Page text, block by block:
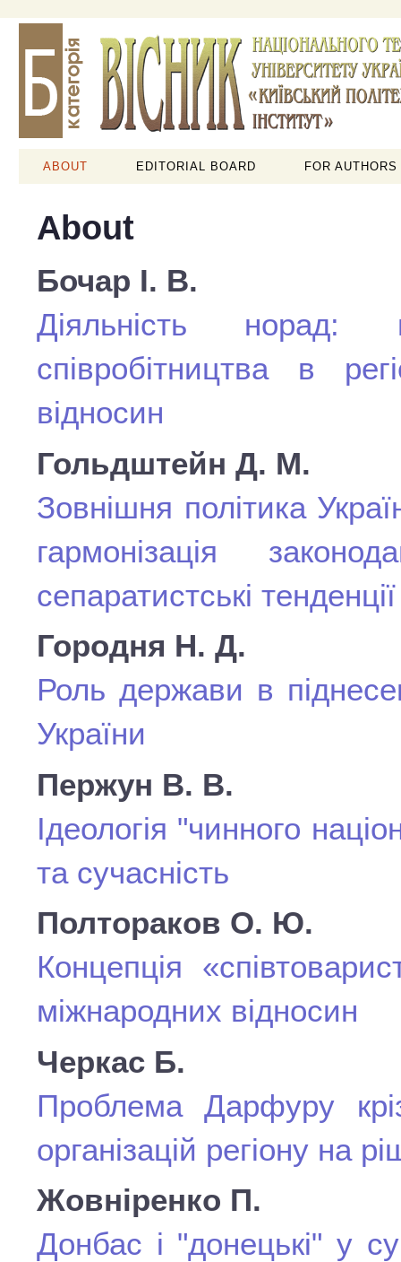
ABOUT EDITORIAL BOARD FOR AUTHORS
About
Бочар І. В.
Діяльність норад:
співробітництва в
відносин
Гольдштейн Д. М.
Зовнішня політика
гармонізація
сепаратистські тенденції
Городня Н. Д.
Роль держави в
України
Пержун В. В.
Ідеологія "чинного
та сучасність
Полтораков О. Ю.
Концепція
міжнародних відносин
Черкас Б.
Проблема Дарфуру
організацій регіону на
Жовніренко П.
Донбас і "донецькі" у